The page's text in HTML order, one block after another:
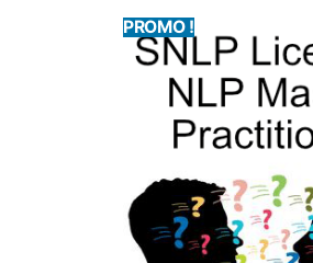
PROMO !